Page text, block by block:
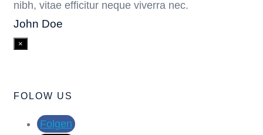
nibh, vitae efficitur neque viverra nec.
John Doe
×
FOLOW US
Folgen